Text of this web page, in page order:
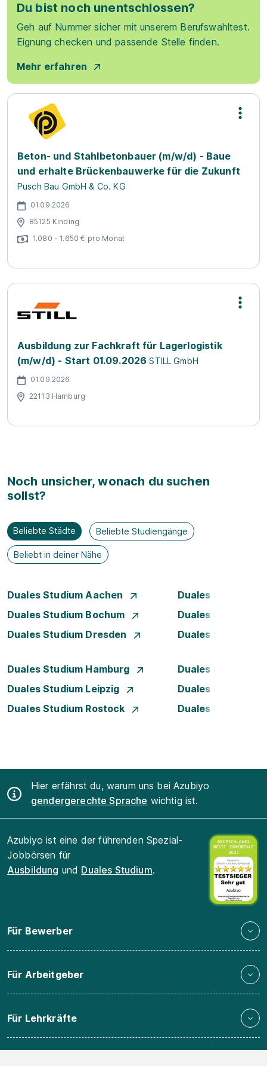
Du bist noch unentschlossen?
Geh auf Nummer sicher mit unserem Berufswahltest.
Eignung checken und passende Stelle finden.
Mehr erfahren
Beton- und Stahlbetonbauer (m/w/d) - Baue
und erhalte Brückenbauwerke für die Zukunft
Pusch Bau GmbH & Co. KG
01.09.2026
85125 Kinding
1.080 - 1.650 € pro Monat
Ausbildung zur Fachkraft für Lagerlogistik
(m/w/d) - Start 01.09.2026 STILL GmbH
01.09.2026
22113 Hamburg
Noch unsicher, wonach du suchen
sollst?
Beliebte Städte Beliebte Studiengänge
Beliebt in deiner Nähe
Duales Studium Aachen
Duales Studium
Duales Studium Bochum
Duales Studium
Duales Studium Dresden
Duales Studium
Duales Studium Hamburg
Duales Studium
Duales Studium Leipzig
Duales Studium
Duales Studium Rostock
Duales Studium
Hier erfährst du, warum uns bei Azubiyo
gendergerechte Sprache wichtig ist.
Azubiyo ist eine der führenden Spezial-
Jobbörsen für
Ausbildung und Duales Studium.
Für Bewerber
Für Arbeitgeber
Für Lehrkräfte